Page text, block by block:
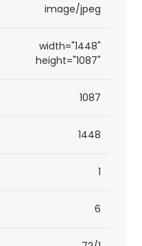
image/jpeg
width="1448"
height="1087"
1087
1448
1
6